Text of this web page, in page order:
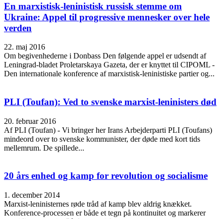
En marxistisk-leninistisk russisk stemme om
Ukraine: Appel til progressive mennesker over hele
verden
22. maj 2016
Om begivenhederne i Donbass Den følgende appel er udsendt af
Leningrad-bladet Proletarskaya Gazeta, der er knyttet til CIPOML -
Den internationale konference af marxistisk-leninistiske partier og...
PLI (Toufan): Ved to svenske marxist-leninisters død
20. februar 2016
Af PLI (Toufan) - Vi bringer her Irans Arbejderparti PLI (Toufans)
mindeord over to svenske kommunister, der døde med kort tids
mellemrum. De spillede...
20 års enhed og kamp for revolution og socialisme
1. december 2014
Marxist-leninisternes røde tråd af kamp blev aldrig knækket.
Konference-processen er både et tegn på kontinuitet og markerer